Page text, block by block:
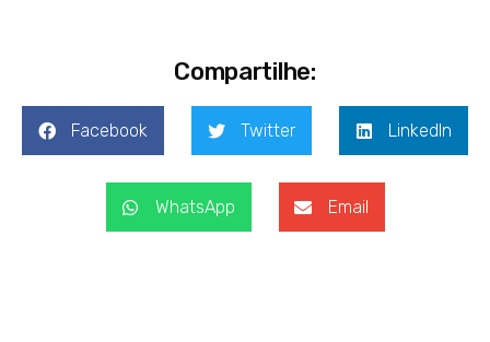
Compartilhe:
Facebook Twitter LinkedIn
WhatsApp Email